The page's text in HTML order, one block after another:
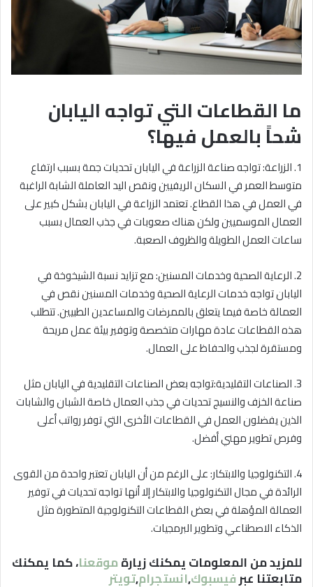
ما القطاعات التي تواجه اليابان
شحاً بالعمل فيها؟
1. الزراعة: تواجه صناعة الزراعة في اليابان تحديات جمة بسبب ارتفاع
متوسط العمر في السكان الريفيين ونقص اليد العاملة الشابة الراغبة
في العمل في هذا القطاع. تعتمد الزراعة في اليابان بشكل كبير على
العمال الموسميين ولكن هناك صعوبات في جذب العمال بسبب
ساعات العمل الطويلة والظروف الصعبة.
2. الرعاية الصحية وخدمات المسنين: مع تزايد نسبة الشيخوخة في
اليابان تواجه خدمات الرعاية الصحية وخدمات المسنين نقص في
العمالة خاصة فيما يتعلق بالممرضات والمساعدين الطبيين. تتطلب
هذه القطاعات عادة مهارات متخصصة وتوفير بيئة عمل مريحة
ومستقرة لجذب والحفاظ على العمال.
3. الصناعات التقليدية:تواجه بعض الصناعات التقليدية في اليابان مثل
صناعة الخزف والنسيج تحديات في جذب العمال خاصة الشبان والشابات
الذين يفضلون العمل في القطاعات الأخرى التي توفر رواتب أعلى
وفرص تطوير مهني أفضل.
4. التكنولوجيا والابتكار: على الرغم من أن اليابان تعتبر واحدة من القوى
الرائدة في مجال التكنولوجيا والابتكار إلا أنها تواجه تحديات في توفير
العمالة المؤهلة في بعض القطاعات التكنولوجية المتطورة مثل
الذكاء الاصطناعي وتطوير البرمجيات.
للمزيد من المعلومات يمكنك زيارةموقعنا، كما يمكنك
متابعتنا عبرفيسبوك,انستجرام,تويتر